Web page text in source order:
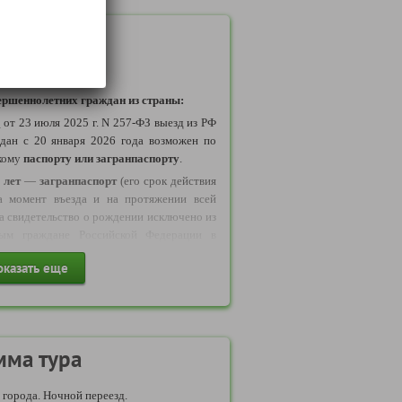
граждан из страны:
от 23 июля 2025 г. N 257-ФЗ выезд из РФ
с 20 января 2026 года возможен по
паспорту или загранпаспорту
— загранпаспорт (его срок действия
момент въезда и на протяжении всей
свидетельство о рождении исключено из
выезд в Беларусь
исключено
иностранных граждан через пункты
Федерацией и Республикой
еще
тура
Ночной переезд.